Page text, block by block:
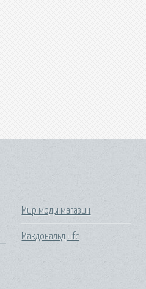
Мир моды магазин
Макдональд ufc